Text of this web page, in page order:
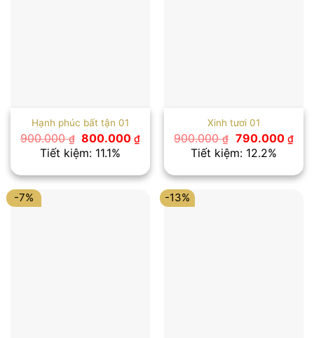
Hạnh phúc bất tận 01
900.000₫ Giá
gốc
là:
800.000₫Giá
là:
800.000 ₫.
Tiết kiệm: 11.1%
Xinh tươi 01
900.000₫ Giá
gốc
là:
790.000 ₫Giá
hiện
là:
Tiết kiệm: 12.2%
-7% -13%